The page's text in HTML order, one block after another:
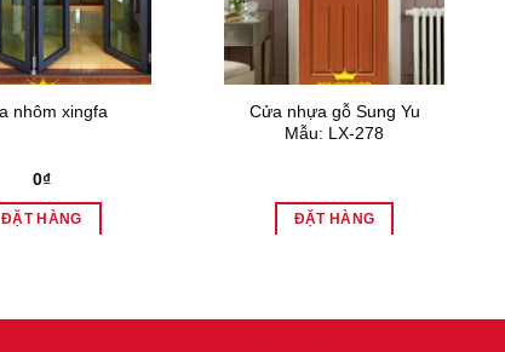
nhôm xingfa
0₫
ĐẶT HÀNG
Cửa nhựa gỗ Sung Yu
Mẫu: LX-278
ĐẶT HÀNG